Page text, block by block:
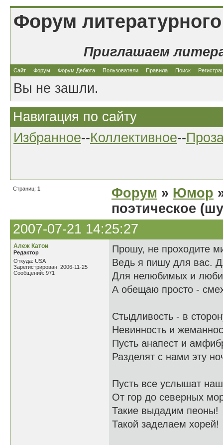
Форум
Приглашаем
Сайт Форум Форум Дебюта Пользователи Правила Поиск
Вы не зашли.
Навигация по сайту
Избранное--Коллективное--
Страниц: 1 Форум » Юмор
поэтическое
2007-07-21 14:25:27
Алеж Катои
Редактор
Откуда: USA
Зарегистрирован: 2006-11-25
Сообщений: 971
Прошу, не проходите
Ведь я пишу для вас.
Для нелюбимых и
А обещаю просто -
Стыдливость - в
Невинность и
Пусть анапест и
Разделят с нами эту
Пусть все услышат
От гор до северных
Такие выдадим пеоны!
Такой заделаем хорей!